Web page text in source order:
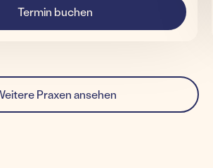
Termin buchen
Praxen ansehen